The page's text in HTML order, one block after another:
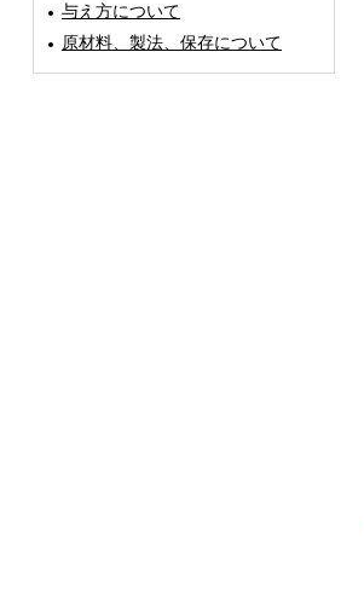
与え方について
原材料、製法、保存について